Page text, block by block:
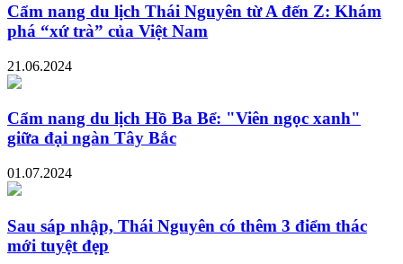
Cẩm nang du lịch Thái Nguyên từ A đến Z: Khám
phá “xứ trà” của Việt Nam
21.06.2024
Cẩm nang du lịch Hồ Ba Bể: "Viên ngọc xanh"
giữa đại ngàn Tây Bắc
01.07.2024
Sau sáp nhập, Thái Nguyên có thêm 3 điểm thác
mới tuyệt đẹp